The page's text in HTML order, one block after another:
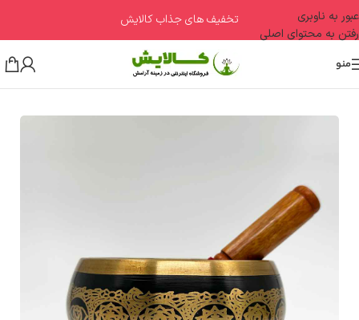
عبور به ناوبری
رفتن به محتوای اصلی
تخفیف های جذاب کالایش
منو
کاسه تبتی